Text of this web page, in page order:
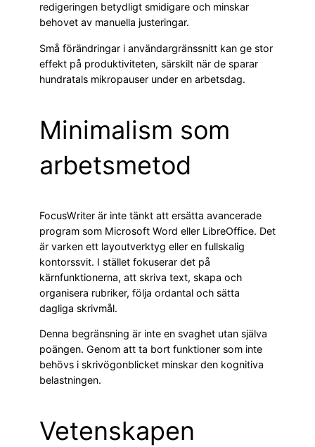
redigeringen betydligt smidigare och minskar
behovet av manuella justeringar.
Små förändringar i användargränssnitt kan ge stor
effekt på produktiviteten, särskilt när de sparar
hundratals mikropauser under en arbetsdag.
Minimalism som
arbetsmetod
FocusWriter är inte tänkt att ersätta avancerade
program som Microsoft Word eller LibreOffice. Det
är varken ett layoutverktyg eller en fullskalig
kontorssvit. I stället fokuserar det på
kärnfunktionerna, att skriva text, skapa och
organisera rubriker, följa ordantal och sätta
dagliga skrivmål.
Denna begränsning är inte en svaghet utan själva
poängen. Genom att ta bort funktioner som inte
behövs i skrivögonblicket minskar den kognitiva
belastningen.
Vetenskapen